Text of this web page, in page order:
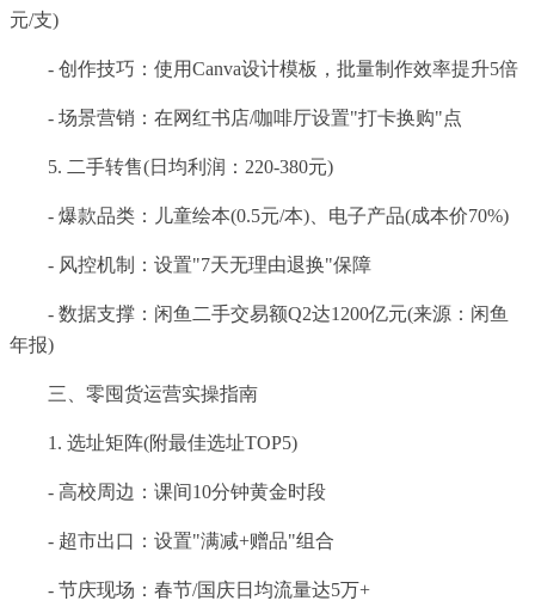
元/支)
- 创作技巧：使用Canva设计模板，批量制作效率提升5倍
- 场景营销：在网红书店/咖啡厅设置"打卡换购"点
5. 二手转售(日均利润：220-380元)
- 爆款品类：儿童绘本(0.5元/本)、电子产品(成本价70%)
- 风控机制：设置"7天无理由退换"保障
- 数据支撑：闲鱼二手交易额Q2达1200亿元(来源：闲鱼
年报)
三、零囤货运营实操指南
1. 选址矩阵(附最佳选址TOP5)
- 高校周边：课间10分钟黄金时段
- 超市出口：设置"满减+赠品"组合
- 节庆现场：春节/国庆日均流量达5万+